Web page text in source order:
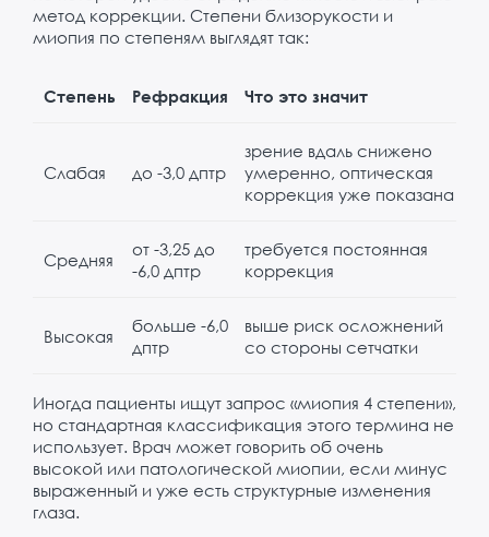
метод коррекции. Степени близорукости и
миопия по степеням выглядят так:
Степень Рефракция Что это значит
Слабая до -3,0 дптр
зрение вдаль снижено
умеренно, оптическая
коррекция уже показана
Средняя
от -3,25 до
-6,0 дптр
требуется постоянная
коррекция
Высокая
больше -6,0
дптр
выше риск осложнений
со стороны сетчатки
Иногда пациенты ищут запрос «миопия 4 степени»,
но стандартная классификация этого термина не
использует. Врач может говорить об очень
высокой или патологической миопии, если минус
выраженный и уже есть структурные изменения
глаза.